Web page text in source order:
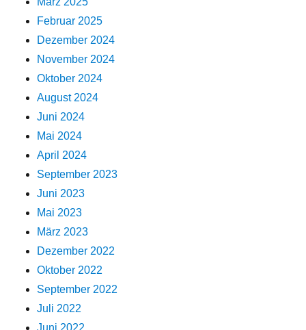
Februar 2025
Dezember 2024
November 2024
Oktober 2024
August 2024
Juni 2024
Mai 2024
April 2024
September 2023
Juni 2023
Mai 2023
März 2023
Dezember 2022
Oktober 2022
September 2022
Juli 2022
Juni 2022